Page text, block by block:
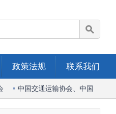
政策法规 联系我们
中国交通运输协会、中国港口协